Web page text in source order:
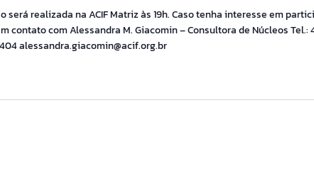
será realizada na ACIF Matriz às 19h. Caso tenha interesse em
contato com Alessandra M. Giacomin – Consultora de Núcleos Tel.:
alessandra.giacomin@acif.org.br